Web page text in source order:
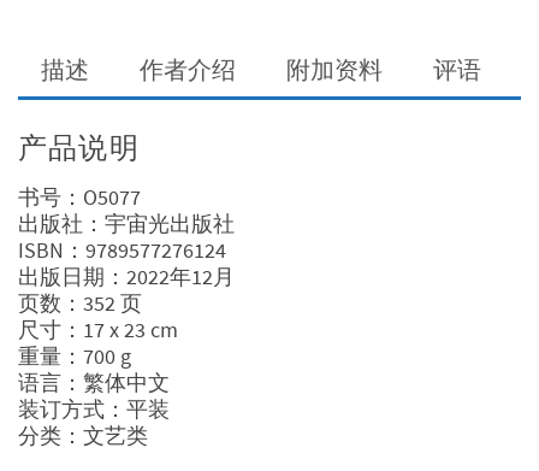
大
师
名
作，
看
见
艺
术
中
的
神
圣
寓
描述 作者介绍 附加资料 评语
产品说明
书号：O5077
出版社：宇宙光出版社
ISBN：9789577276124
出版日期：2022年12月
页数：352 页
尺寸：17 x 23 cm
重量：700 g
语言：繁体中文
装订方式：平装
分类：文艺类